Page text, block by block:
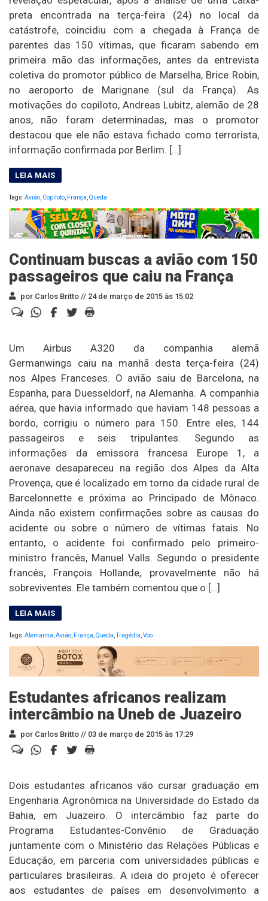
preta encontrada na terça-feira (24) no local da
catástrofe, coincidiu com a chegada à França de
parentes das 150 vítimas, que ficaram sabendo em
primeira mão das informações, antes da entrevista
coletiva do promotor público de Marselha, Brice Robin,
no aeroporto de Marignane (sul da França). As
motivações do copiloto, Andreas Lubitz, alemão de 28
anos, não foram determinadas, mas o promotor
destacou que ele não estava fichado como terrorista,
informação confirmada por Berlim. […]
Tags:Avião, Copiloto, França,Queda
Continuam buscas a avião com 150
passageiros que caiu na França
por Carlos Britto // 24 de março de 2015 às 15:02
Um Airbus A320 da companhia alemã
Germanwings caiu na manhã desta terça-feira (24)
nos Alpes Franceses. O avião saiu de Barcelona, na
Espanha, para Duesseldorf, na Alemanha. A companhia
aérea, que havia informado que haviam 148 pessoas a
bordo, corrigiu o número para 150. Entre eles, 144
passageiros e seis tripulantes. Segundo as
informações da emissora francesa Europe 1, a
aeronave desapareceu na região dos Alpes da Alta
Provença, que é localizado em torno da cidade rural de
Barcelonnette e próxima ao Principado de Mônaco.
Ainda não existem confirmações sobre as causas do
acidente ou sobre o número de vítimas fatais. No
entanto, o acidente foi confirmado pelo primeiro-
ministro francês, Manuel Valls. Segundo o presidente
francês, François Hollande, provavelmente não há
sobreviventes. Ele também comentou que o […]
Tags:Alemanha Avião França Queda ,Tragédia Voo
Estudantes africanos realizam
intercâmbio na Uneb de Juazeiro
por Carlos Britto // 03 de março de 2015 às 17:29
Dois estudantes africanos vão cursar graduação em
Engenharia Agronômica na Universidade do Estado da
Bahia, em Juazeiro. O intercâmbio faz parte do
Programa Estudantes-Convênio de Graduação
juntamente com o Ministério das Relações Públicas e
Educação, em parceria com universidades públicas e
particulares brasileiras. A ideia do projeto é oferecer
aos estudantes de países em desenvolvimento a